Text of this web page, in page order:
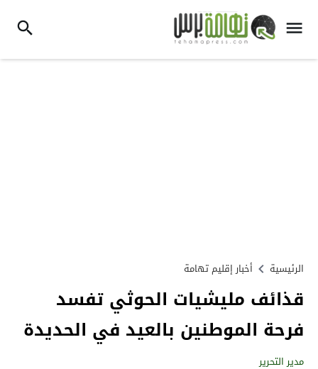
الرئيسية أخبار إقليم تهامة
قذائف مليشيات الحوثي تفسد
فرحة الموطنين بالعيد في الحديدة
مدير التحرير